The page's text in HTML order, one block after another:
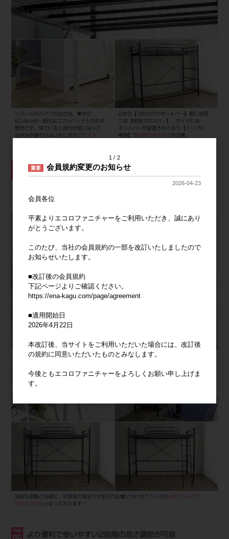
1 2
重要 会員規約変更のお知らせ
2026-04-23
会員各位
平素よりエコロファニチャーをご利用いただき、誠にあり
がとうございます。
このたび、当社の会員規約の一部を改訂いたしましたので
お知らせいたします。
■改訂後の会員規約
下記ページよりご確認ください。
https://ena-kagu.com/page/agreement
■適用開始日
2026年4月22日
本改訂後、当サイトをご利用いただいた場合には、改訂後
の規約に同意いただいたものとみなします。
今後ともエコロファニチャーをよろしくお願い申し上げま
す。